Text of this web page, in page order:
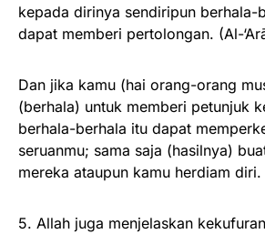
kepada dirinya sendiripun berhala-
dapat memberi pertolongan. (Al-
Dan jika kamu (hai orang-orang
(berhala) untuk memberi petunjuk
berhala-berhala itu dapat
seruanmu; sama saja (hasilnya)
mereka ataupun kamu herdiam diri.
5. Allah juga menjelaskan